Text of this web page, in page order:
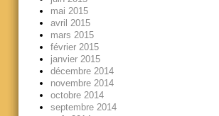
mai 2015
avril 2015
mars 2015
février 2015
janvier 2015
décembre 2014
novembre 2014
octobre 2014
septembre 2014